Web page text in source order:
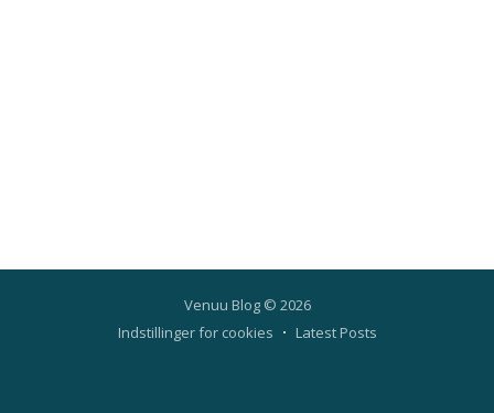
Venuu Blog© 2026
Indstillinger for cookies
Latest Posts